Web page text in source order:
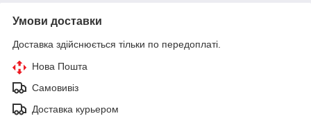
Умови доставки
Доставка здійснюється тільки по передоплаті.
Нова Пошта
Самовивіз
Доставка курьером